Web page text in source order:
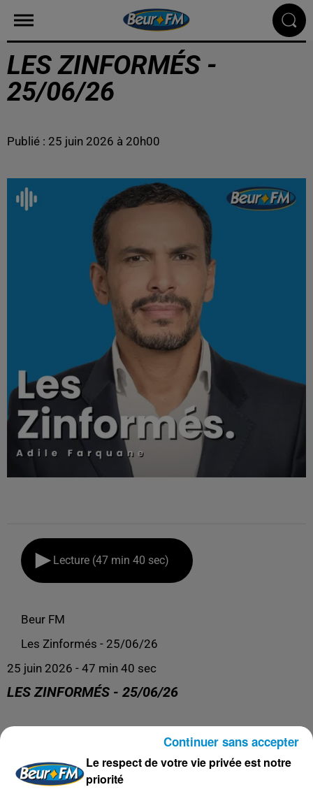
LES ZINFORMÉS -
25/06/26
Publié : 25 juin 2026 à 20h00
Lecture (47 min 40 sec)
Beur FM
Les Zinformés - 25/06/26
25 juin 2026 - 47 min 40 sec
LES ZINFORMÉS - 25/06/26
Les Zinformés, le rendez-vous avec l'actualité, tous les
Le respect de votre vie privée est notre
priorité
Continuer sans accepter